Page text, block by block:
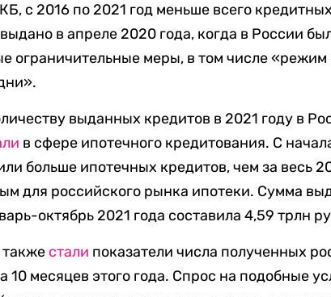
с 2016 по 2021 год меньше всего
в апреле 2020 года, когда в России
ограничительные меры, в том числе
выданных кредитов в 2021 году в
в сфере ипотечного кредитования. С
больше ипотечных кредитов, чем за весь
для российского рынка ипотеки. Сумма
октябрь 2021 года составила 4,59 трлн
стали показатели числа полученных
10 месяцев этого года. Спрос на подобные